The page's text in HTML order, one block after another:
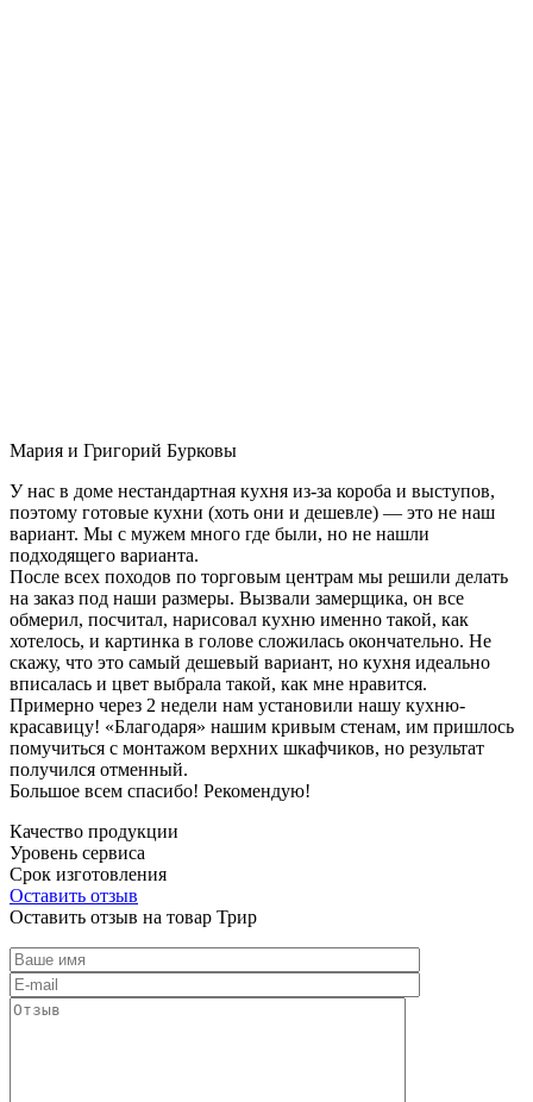
Мария и Григорий Бурковы
У нас в доме нестандартная кухня из-за короба и выступов,
поэтому готовые кухни (хоть они и дешевле) — это не наш
вариант. Мы с мужем много где были, но не нашли
подходящего варианта.
После всех походов по торговым центрам мы решили делать
на заказ под наши размеры. Вызвали замерщика, он все
обмерил, посчитал, нарисовал кухню именно такой, как
хотелось, и картинка в голове сложилась окончательно. Не
скажу, что это самый дешевый вариант, но кухня идеально
вписалась и цвет выбрала такой, как мне нравится.
Примерно через 2 недели нам установили нашу кухню-
красавицу! «Благодаря» нашим кривым стенам, им пришлось
помучиться с монтажом верхних шкафчиков, но результат
получился отменный.
Большое всем спасибо! Рекомендую!
Качество продукции
Уровень сервиса
Срок изготовления
Оставить отзыв
Оставить отзыв на товар Трир